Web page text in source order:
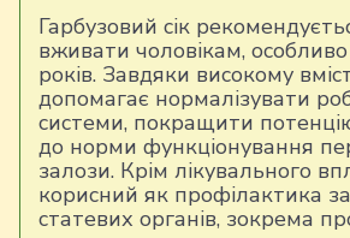
Гарбузовий сік
вживати чоловікам, особливо
років. Завдяки високому
допомагає нормалізувати
системи, покращити
до норми функціонування
залози. Крім лікувального
корисний як профілактика
статевих органів, зокрема